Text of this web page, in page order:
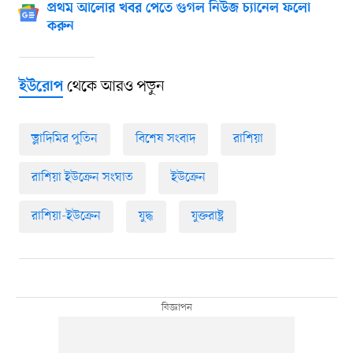
প্রথম আলোর খবর পেতে গুগল নিউজ চ্যানেল ফলো
করুন
ইউরোপথেকে আরও পড়ুন
ভ্লাদিমির পুতিন বিশেষ সংবাদ রাশিয়া
রাশিয়া ইউক্রেন সংঘাত ইউক্রেন
রাশিয়া-ইউক্রেন যুদ্ধ যুক্তরাষ্ট্র